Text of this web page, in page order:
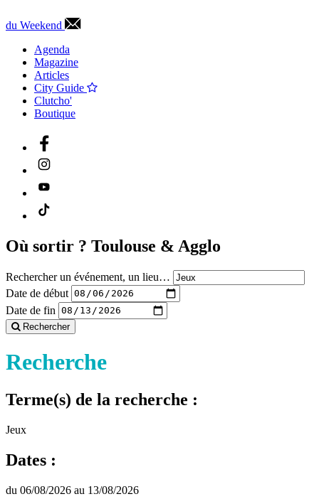
du Weekend
Agenda
Magazine
Articles
City Guide
Clutcho'
Boutique
Où sortir ? Toulouse & Agglo
Rechercher un événement, un lieu…
Date de début
Date de fin
Rechercher
Recherche
Terme(s) de la recherche :
Jeux
Dates :
du 06/08/2026 au 13/08/2026